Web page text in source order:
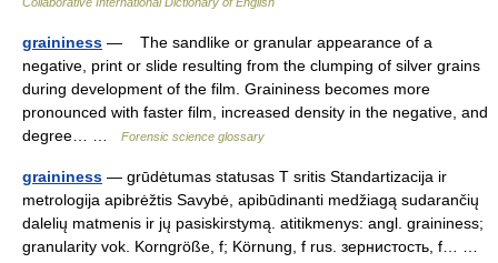
graininess — The sandlike or granular appearance of a
negative, print or slide resulting from the clumping of silver grains
during development of the film. Graininess becomes more
pronounced with faster film, increased density in the negative, and
degree… …
Forensic science glossary
graininess — grūdėtumas statusas T sritis Standartizacija ir
metrologija apibrėžtis Savybė, apibūdinanti medžiagą sudarančių
dalelių matmenis ir jų pasiskirstymą. atitikmenys: angl. graininess;
granularity vok. Korngröße, f; Körnung, f rus. зернистость, f… …